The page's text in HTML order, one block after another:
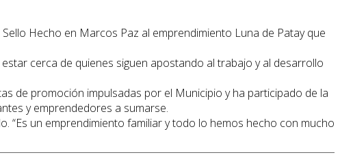
Hecho en Marcos Paz al emprendimiento Luna de Patay que
cerca de quienes siguen apostando al trabajo y al desarrollo
de promoción impulsadas por el Municipio y ha participado de la
y emprendedores a sumarse.
“Es un emprendimiento familiar y todo lo hemos hecho con mucho